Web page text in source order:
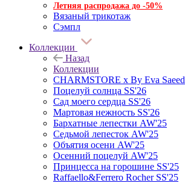
Летняя распродажа до -50%
Вязаный трикотаж
Сэмпл
Коллекции
Назад
Коллекции
CHARMSTORE х By Eva Saeed
Поцелуй солнца SS'26
Сад моего сердца SS'26
Мартовая нежность SS'26
Бархатные лепестки AW'25
Седьмой лепесток AW'25
Объятия осени AW'25
Осенний поцелуй AW'25
Принцесса на горошине SS'25
Raffaello&Ferrero Rocher SS'25